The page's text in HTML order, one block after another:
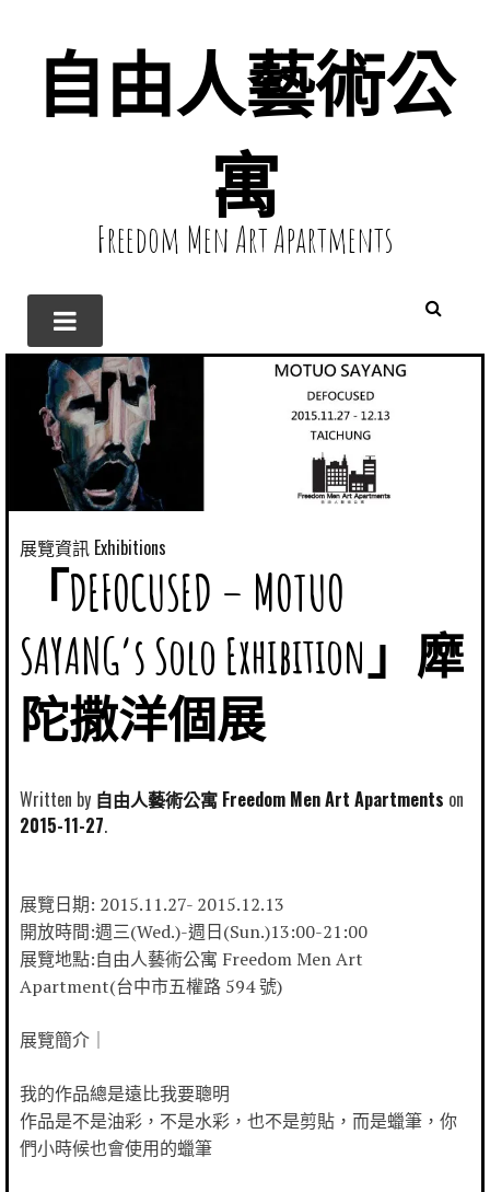
自由人藝術公
寓
Freedom Men Art Apartments
展覽資訊 Exhibitions
「DEFOCUSED – MOTUO
SAYANG’s Solo Exhibition」犘
陀撒洋個展
Written by 自由人藝術公寓 Freedom Men Art Apartments
2015-11-27
展覽日期: 2015.11.27- 2015.12.13
開放時間:週三(Wed.)-週日(Sun.)13:00-21:00
展覽地點:自由人藝術公寓 Freedom Men Art
Apartment(台中市五權路 594 號)
展覽簡介｜
我的作品總是遠比我要聰明
作品是不是油彩，不是水彩，也不是剪貼，而是蠟筆，你
們小時候也會使用的蠟筆